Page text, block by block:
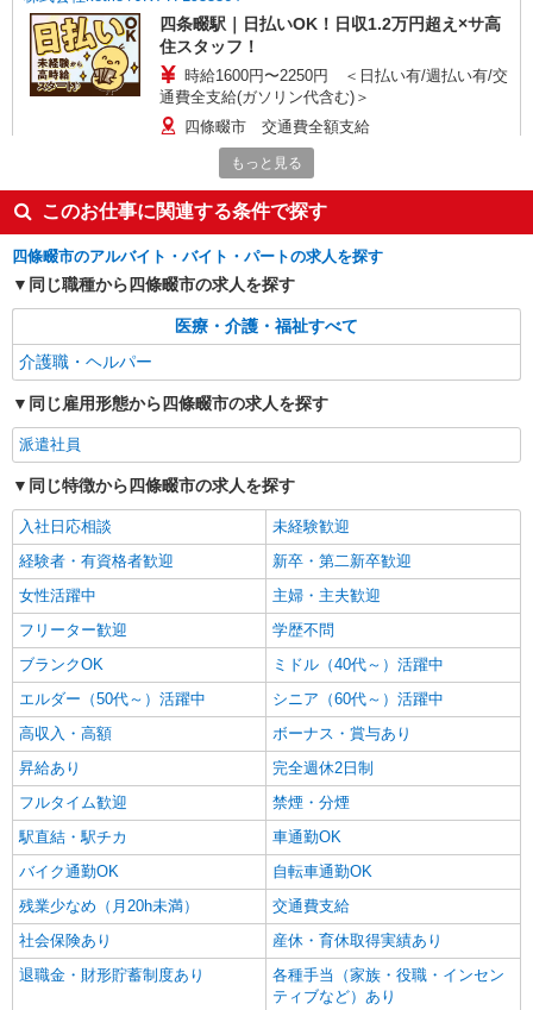
四条畷駅｜日払いOK！日収1.2万円超え×サ高
住スタッフ！
時給1600円〜2250円 ＜日払い有/週払い有/交
通費全支給(ガソリン代含む)＞
四條畷市 交通費全額支給
派遣社員
株式会社kotrio /●KT-H-2013592
四条畷駅チカ★グループホームで夜勤専従★日
払いOK★履歴書不要
時給1600円〜2250円 ＜日払い有/週払い有/交
派遣社員
株式会社kotrio /●KT-H-2013326
四条畷駅＊少人数グルホで利用者さんと家事や
掃除など♪日払いOK
時給1600円〜2250円 ＜日払い有/週払い有/交
通費全支給(ガソリン代含む)＞
四條畷市 交通費全額支給
キープ 詳細を見る
正社員
サービス付高齢者向け住宅 エルダーガーデン四條畷/2780000020-018
介護職員（ヘルパー）（施設兼務）
月給241,200円〜267,200円（経験・能力等に
よる）
大阪府四條畷市中野3-6-12
詳細を見る
もっと見る
このお仕事に関連する条件で探す
四條畷市のアルバイト・バイト・パートの求人を探す
同じ職種から四條畷市の求人を探す
医療・介護・福祉すべて
介護職・ヘルパー
同じ雇用形態から四條畷市の求人を探す
派遣社員
同じ特徴から四條畷市の求人を探す
入社日応相談
未経験歓迎
経験者・有資格者歓迎
新卒・第二新卒歓迎
女性活躍中
主婦・主夫歓迎
フリーター歓迎
学歴不問
ブランクOK
ミドル（40代～）活躍中
エルダー（50代～）活躍中
シニア（60代～）活躍中
高収入・高額
ボーナス・賞与あり
昇給あり
完全週休2日制
フルタイム歓迎
禁煙・分煙
駅直結・駅チカ
車通勤OK
バイク通勤OK
自転車通勤OK
残業少なめ（月20h未満）
交通費支給
社会保険あり
産休・育休取得実績あり
退職金・財形貯蓄制度あり
各種手当（家族・役職・インセン
ティブなど）あり